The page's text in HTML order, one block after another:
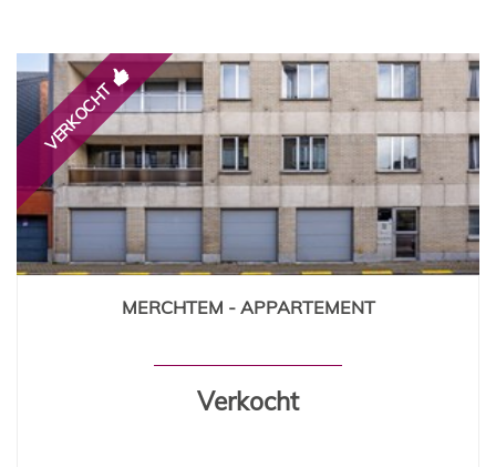
VERKOCHT
115 m² 2 1
MERCHTEM - APPARTEMENT
Verkocht